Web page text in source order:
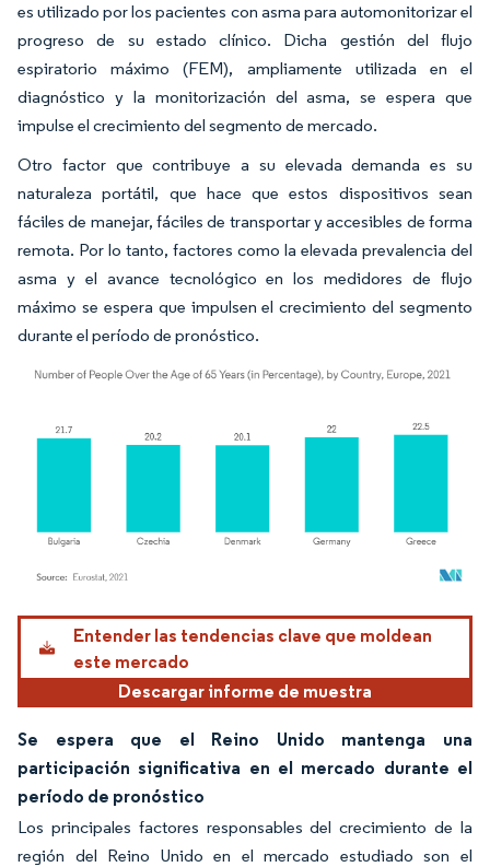
es utilizado por los pacientes con asma para automonitorizar el
progreso de su estado clínico. Dicha gestión del flujo
espiratorio máximo (FEM), ampliamente utilizada en el
diagnóstico y la monitorización del asma, se espera que
impulse el crecimiento del segmento de mercado.
Otro factor que contribuye a su elevada demanda es su
naturaleza portátil, que hace que estos dispositivos sean
fáciles de manejar, fáciles de transportar y accesibles de forma
remota. Por lo tanto, factores como la elevada prevalencia del
asma y el avance tecnológico en los medidores de flujo
máximo se espera que impulsen el crecimiento del segmento
durante el período de pronóstico.
Imagen © Mordor Intelligence. El uso requiere atribución según CC BY 4.0.
Entender las tendencias clave que moldean
este mercado
Descargar informe de muestra
Se espera que el Reino Unido mantenga una
participación significativa en el mercado durante el
período de pronóstico
Los principales factores responsables del crecimiento de la
región del Reino Unido en el mercado estudiado son el